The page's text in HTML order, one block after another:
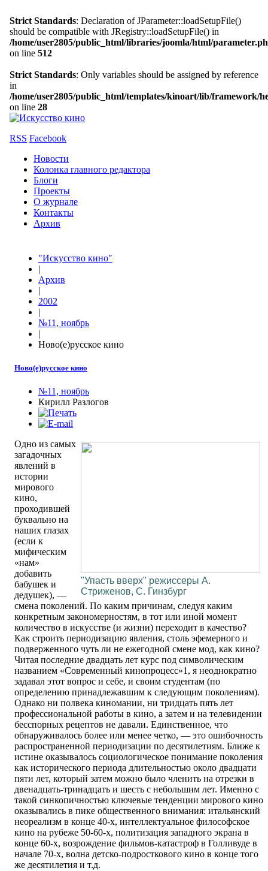
Strict Standards: Declaration of JParameter::loadSetupFile()
should be compatible with JRegistry::loadSetupFile() in
/home/user2805/public_html/libraries/joomla/html/
on line 512
Strict Standards: Only variables should be assigned by reference
in
/home/user2805/public_html/templates/kinoart/lib/framework/
on line 28
RSS Facebook
Новости
Колонка главного редактора
Блоги
Проекты
О журнале
Контакты
Архив
"Искусство кино"
|
Архив
|
2002
|
№11, ноябрь
|
Ново(е)русское кино
Ново(е)русское кино
№11, ноябрь
Кирилл Разлогов
"Упасть вверх" режиссеры А.
Стриженов, С. Гинзбург
Одно из самых
загадочных
явлений в
истории
мирового
кино,
проходившей
буквально на
наших глазах
(если к
мифическим
«нам»
добавить
бабушек и
дедушек), —
смена поколений. По каким причинам, следуя каким
конкретным закономерностям, в тот или иной момент
количество в искусстве (и жизни) переходит в качество?
Как строить периодизацию явления, столь эфемерного и
подверженного чуть ли не ежегодной смене мод, как кино?
Читая последние двадцать лет курс под символическим
названием «Современный кинопроцесс»1, я неоднократно
задавал этот вопрос и себе, и своим студентам (по
определению принадлежавшим к следующим поколениям).
Однако ни полвека киномании, ни тридцать пять лет
профессиональной работы в кино, а затем и на телевидении
бесспорных рецептов не давали. Единственное, что
обнаруживалось более или менее четко, — это ошибочность
распространенной периодизации по десятилетиям. Ближе к
истине оказывалось социологическое понимание поколения
как исторического периода длительностью около двадцати
пяти лет, который затем можно было членить на отрезки в
двенадцать-тринадцать и шесть с небольшим лет. Именно с
такой синкопичностью ключевые тенденции мирового кино
оказывались в пике общественного внимания: итальянский
неореализм в конце 40-х, интеллектуальное философское
кино на рубеже 50-60-х, политизация западного экрана в
конце 60-х, возрождение фильмов-катастроф в Голливуде в
начале 70-х, волна детско-подросткового кино в конце того
же десятилетия и т.д.